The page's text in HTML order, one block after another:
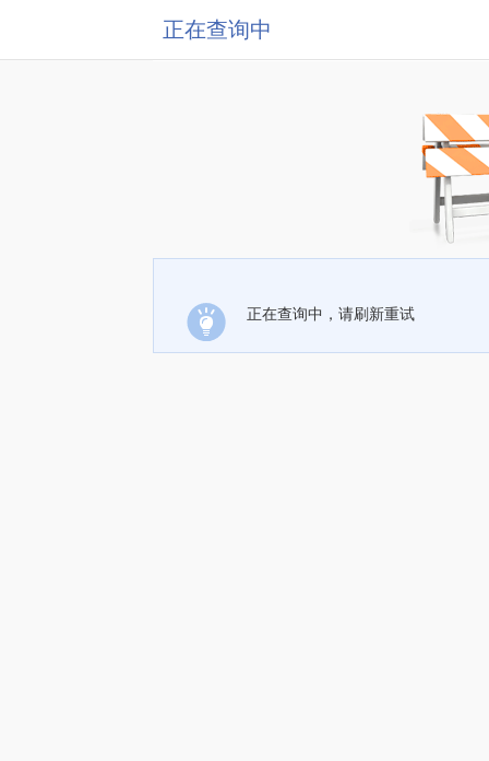
正在查询中
正在查询中，请刷新重试